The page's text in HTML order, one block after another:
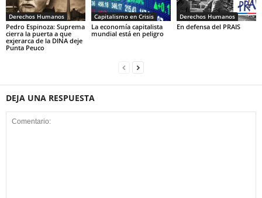
Derechos Humanos
Pedro Espinoza: Suprema
cierra la puerta a que
exjerarca de la DINA deje
Punta Peuco
Capitalismo en Crisis
La economía capitalista
mundial está en peligro
Derechos Humanos
En defensa del PRAIS
DEJA UNA RESPUESTA